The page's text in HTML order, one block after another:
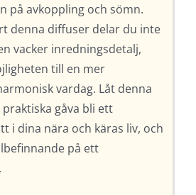
på avkoppling och sömn.
denna diffuser delar du inte
vacker inredningsdetalj,
till en mer
vardag. Låt denna
gåva bli ett
i dina nära och käras liv, och
på ett